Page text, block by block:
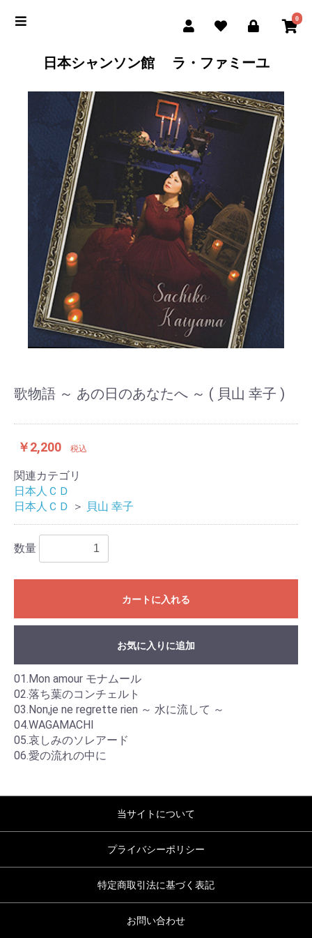
0
日本シャンソン館 ラ・ファミーユ
歌物語 ～ あの日のあなたへ ～ ( 貝山 幸子 )
￥2,200 税込
関連カテゴリ
日本人ＣＤ
日本人ＣＤ ＞ 貝山 幸子
数量
カートに入れる
お気に入りに追加
01.Mon amour モナムール
02.落ち葉のコンチェルト
03.Non,je ne regrette rien ～ 水に流して ～
04.WAGAMACHI
05.哀しみのソレアード
06.愛の流れの中に
当サイトについて
プライバシーポリシー
特定商取引法に基づく表記
お問い合わせ